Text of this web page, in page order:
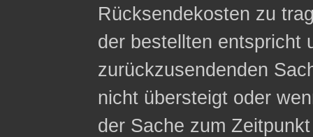
Rücksendekosten zu
der bestellten entspricht
zurückzusendenden
nicht übersteigt oder
der Sache zum